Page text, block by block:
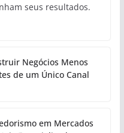
seus resultados.
Negócios Menos
de um Único Canal
em Mercados